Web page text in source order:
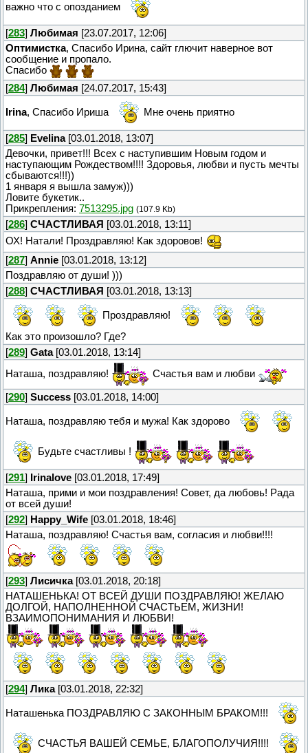
важно что с опозданием
[283] Любимая [23.07.2017, 12:06]
Оптимистка, Спасибо Ирина, сайт глючит наверное вот
сообщение и пропало.
Спасибо
[284] Любимая [24.07.2017, 15:43]
Irina, Спасибо Ириша Мне очень приятно
[285] Evelina[03.01.2018, 13:07]
Девочки, привет!!! Всех с наступившим Новым годом и
наступающим Рождеством!!!! Здоровья, любви и пусть мечты
сбываются!!!))
1 января я вышла замуж)))
Ловите букетик..
Прикрепления: 7513295.jpg (107.9 Kb)
[286] СЧАСТЛИВАЯ [03.01.2018, 13:11]
ОХ! Натали! Проздравляю! Как здоровов!
[287] Annie [03.01.2018, 13:12]
Поздравляю от души! )))
[288] СЧАСТЛИВАЯ [03.01.2018, 13:13]
Проздравляю!
Как это произошло? Где?
[289] Gata[03.01.2018, 13:14]
Наташа, поздравляю!
Счастья вам и любви
[290] Success [03.01.2018, 14:00]
Наташа, поздравляю тебя и мужа! Как здорово
Будьте счастливы !
[291] Irinalove [03.01.2018, 17:49]
Наташа, прими и мои поздравления! Совет, да любовь! Рада
от всей души!
[292] Happy_Wife [03.01.2018, 18:46]
Наташа, поздравляю! Счастья вам, согласия и любви!!!!
[293] Лисичка[03.01.2018, 20:18]
НАТАШЕНЬКА! ОТ ВСЕЙ ДУШИ ПОЗДРАВЛЯЮ! ЖЕЛАЮ
ДОЛГОЙ, НАПОЛНЕННОЙ СЧАСТЬЕМ, ЖИЗНИ!
ВЗАИМОПОНИМАНИЯ И ЛЮБВИ!
[294] Лика[03.01.2018, 22:32]
Наташенька ПОЗДРАВЛЯЮ С ЗАКОННЫМ БРАКОМ!!!
СЧАСТЬЯ ВАШЕЙ СЕМЬЕ, БЛАГОПОЛУЧИЯ!!!!